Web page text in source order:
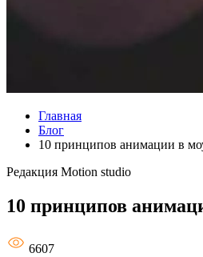
Главная
Блог
10 принципов анимации в
Редакция Motion studio
10 принципов
6607